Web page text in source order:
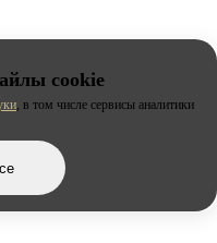
cookie
, в том числе сервисы аналитики